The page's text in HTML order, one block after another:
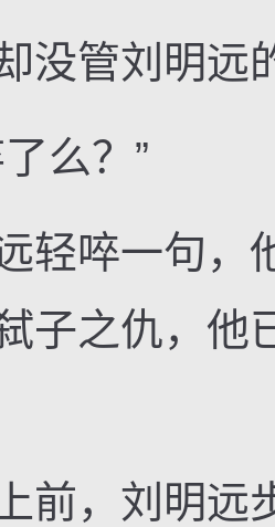
管刘明远
么？”
啐一句，
子之仇，他
，刘明远